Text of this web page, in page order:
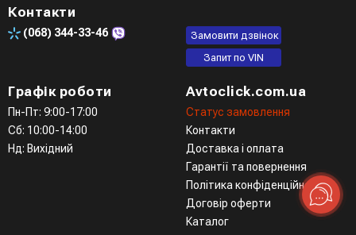
Контакти
(068) 344-33-46
Замовити дзвінок
Запит по VIN
Графік роботи
Пн-Пт: 9:00-17:00
Сб: 10:00-14:00
Нд: Вихідний
Avtoclick.com.ua
Статус замовлення
Контакти
Доставка і оплата
Гарантії та повернення
Політика конфіденційності
Договір оферти
Каталог